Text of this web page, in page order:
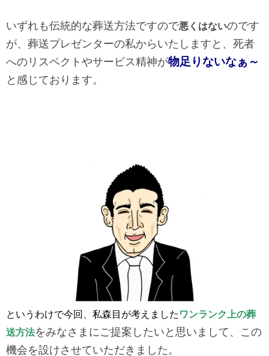
いずれも伝統的な葬送方法ですので悪くはないのです
が、葬送プレゼンターの私からいたしますと、死者
へのリスペクトやサービス精神が物足りないなぁ～
と感じております。
というわけで今回、私森目が考えました ワンランク上の葬
送方法をみなさまにご提案したいと思いまして、この
機会を設けさせていただきました。